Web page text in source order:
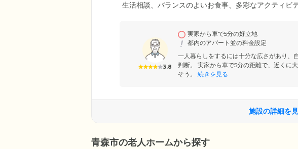
生活相談、バランスのよいお食事、多彩なアクティビ
安らぎに満ちた茶室、落ち着きのある談話室など、共
わせてお好きな場所で、のびのびと毎日をお過ごしくだ
3.8
実家から車で5分の好立地
都内のアパート並の料金設定
一人暮らしをするには十分な広さがあり、
判断。 実家から車で5分の距離で、近くに
そう。
続きを見る
施設の詳細を
青森市の老人ホームから探す